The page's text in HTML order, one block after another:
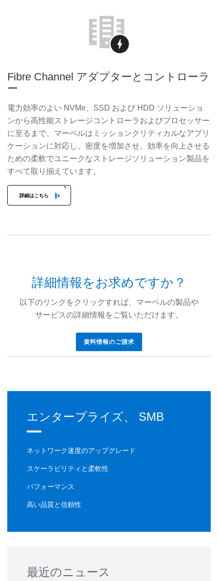
Fibre Channel アダプターとコントローラ
ー
電力効率のよい NVMe、SSD および HDD ソリューショ
ンから高性能ストレージコントローラおよびプロセッサー
に至るまで、マーベルはミッションクリティカルなアプリ
ケーションに対応し、密度を増加させ、効率を向上させる
ための柔軟でユニークなストレージソリューション製品を
すべて取り揃えています。
詳細はこちら
詳細情報をお求めですか？
以下のリンクをクリックすれば、マーベルの製品や
サービスの詳細情報をご覧いただけます。
資料情報のご請求
エンタープライズ、 SMB
ネットワーク速度のアップグレード
スケーラビリティと柔軟性
パフォーマンス
高い品質と信頼性
最近のニュース